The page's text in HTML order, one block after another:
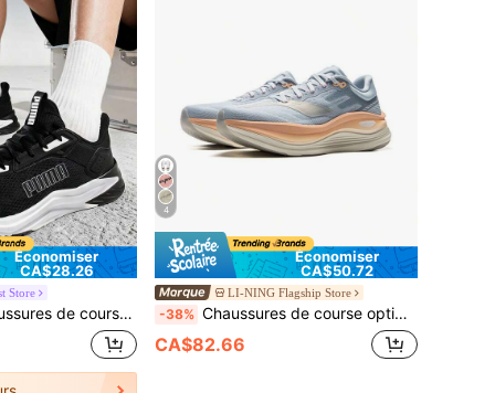
Économiser
CA$28.26
Store
Chaussures de gym, d'entraînement et de fitness pour hommes et femmes, 311095-01
4
Économiser
CA$50.72
LI-NING Flagship Store
-38% Chaussures de course optimisées pour femmes LI-NING YUEYING 5 PRO avec une boîte à orteils large ARHV014
CA$82.66